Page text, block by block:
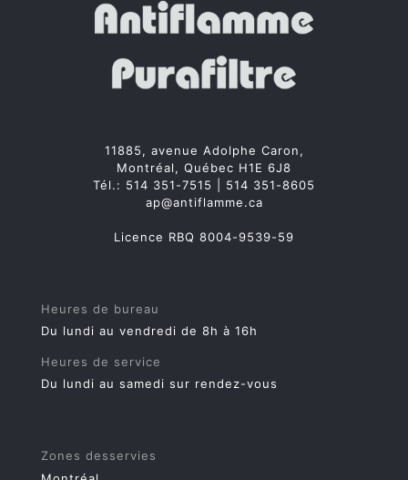
11885, avenue Adolphe Caron,
Montréal, Québec H1E 6J8
Tél.: 514 351-7515
514 351-8605
ap@antiflamme.ca
Licence RBQ 8004-9539-59
Heures de bureau
Du lundi au vendredi de 8h à 16h
Heures de service
Du lundi au samedi sur rendez-vous
Zones desservies